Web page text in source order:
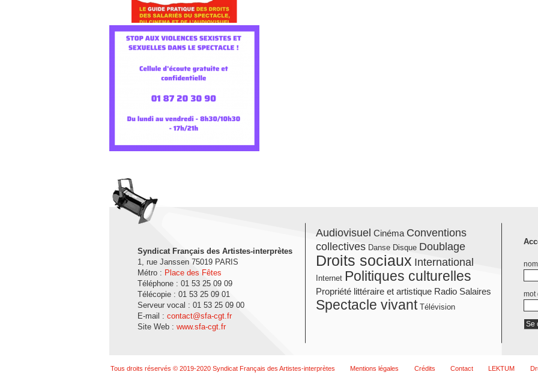
Syndicat Français des Artistes-interprètes
1, rue Janssen 75019 PARIS
Métro : Place des Fêtes
Téléphone : 01 53 25 09 09
Télécopie : 01 53 25 09 01
Serveur vocal : 01 53 25 09 00
E-mail : contact@sfa-cgt.fr
Site Web : www.sfa-cgt.fr
Audiovisuel Cinéma Conventions
collectives Danse Disque Doublage
Droits sociaux International
Internet Politiques culturelles
Propriété littéraire et artistique Radio Salaires
Spectacle vivant Télévision
mot
Tous droits réservés © 2019-2020 Syndicat Français des Artistes-interprètes Mentions légales Crédits Contact LEKTUM